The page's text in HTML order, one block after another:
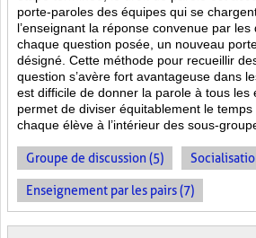
porte-paroles des équipes qui se
l’enseignant la réponse convenue par
chaque question posée, un nouveau
désigné. Cette méthode pour recueillir
question s’avère fort avantageuse dans
est difficile de donner la parole à tous les
permet de diviser équitablement le
chaque élève à l’intérieur des sous-
Groupe de discussion (5)
Enseignement par les pairs (7)